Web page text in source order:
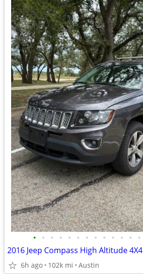
• • • • • • • • • • • • •
2016 Jeep Compass High Altitude 4X4
6h ago 102k mi Austin